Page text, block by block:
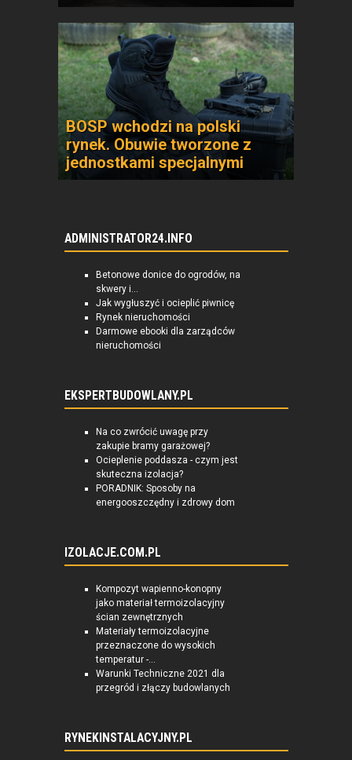
BOSP wchodzi na polski
rynek. Obuwie tworzone z
jednostkami specjalnymi
ADMINISTRATOR24.INFO
Betonowe donice do ogrodów, na
skwery i...
Jak wygłuszyć i ocieplić piwnicę
Rynek nieruchomości
Darmowe ebooki dla zarządców
nieruchomości
EKSPERTBUDOWLANY.PL
Na co zwrócić uwagę przy
zakupie bramy garażowej?
Ocieplenie poddasza - czym jest
skuteczna izolacja?
PORADNIK: Sposoby na
energooszczędny i zdrowy dom
IZOLACJE.COM.PL
Kompozyt wapienno-konopny
jako materiał termoizolacyjny
ścian zewnętrznych
Materiały termoizolacyjne
przeznaczone do wysokich
temperatur -...
Warunki Techniczne 2021 dla
przegród i złączy budowlanych
RYNEKINSTALACYJNY.PL